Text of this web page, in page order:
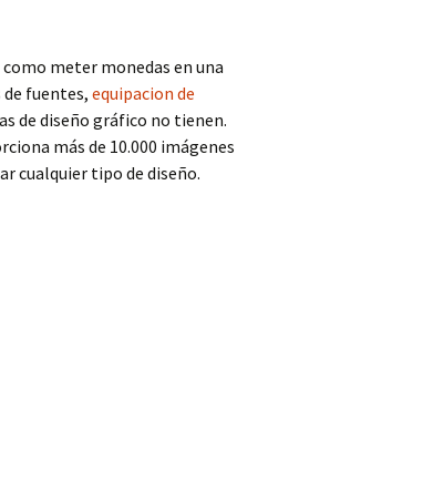
meter monedas en una
de fuentes, equipacion de
de diseño gráfico no tienen.
más de 10.000 imágenes
cualquier tipo de diseño.